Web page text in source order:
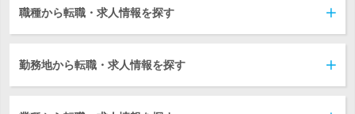
職種から転職・求人情報を探す
勤務地から転職・求人情報を探す